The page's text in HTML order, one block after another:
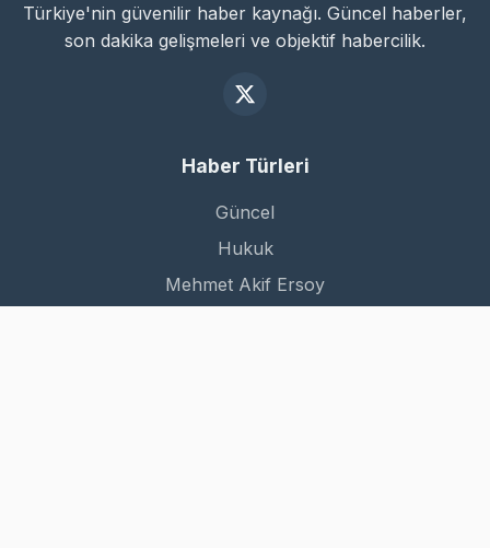
Türkiye'nin güvenilir haber kaynağı. Güncel haberler,
son dakika gelişmeleri ve objektif habercilik.
Haber Türleri
Güncel
Hukuk
Mehmet Akif Ersoy